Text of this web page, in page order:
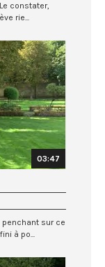
constater,
rie...
03:47
penchant sur ce
à po...